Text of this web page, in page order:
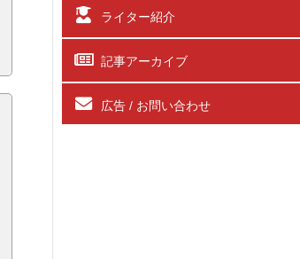
ライター紹介
記事アーカイブ
広告 / お問い合わせ